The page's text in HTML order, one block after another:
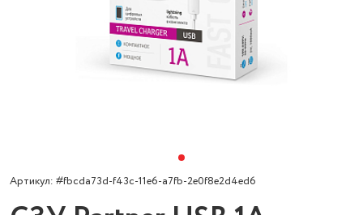
Артикул: #fbcda73d-f43c-11e6-a7fb-2e0f8e2d4ed6